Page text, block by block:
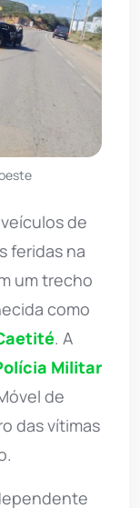
de
feridas na
um trecho
como
. A
Militar
de
das vítimas